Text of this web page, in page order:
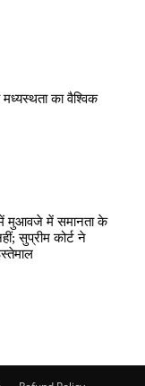
मध्यस्थता का वैश्विक
मुआवजे में समानता के
सुप्रीम कोर्ट ने